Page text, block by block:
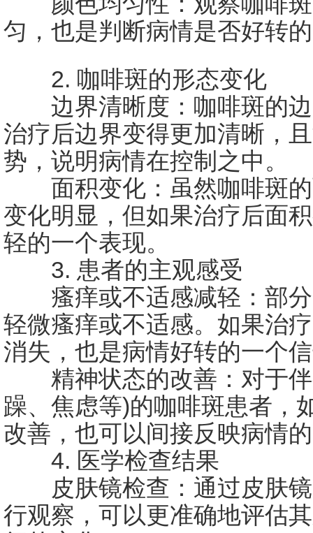
匀，也是判断病情是否好转
2. 咖啡斑的形态变化
边界清晰度：咖啡斑的边
治疗后边界变得更加清晰，
势，说明病情在控制之中。
面积变化：虽然咖啡斑的
变化明显，但如果治疗后面
轻的一个表现。
3. 患者的主观感受
瘙痒或不适感减轻：部分
轻微瘙痒或不适感。如果治
消失，也是病情好转的一个
精神状态的改善：对于伴
躁、焦虑等)的咖啡斑患者，
改善，也可以间接反映病情
4. 医学检查结果
皮肤镜检查：通过皮肤镜
行观察，可以更准确地评估